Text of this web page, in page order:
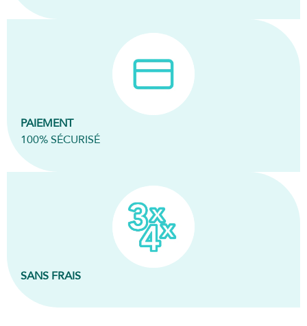
PAIEMENT
100% SÉCURISÉ
SANS FRAIS